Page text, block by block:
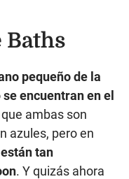
Baths
pequeño de la
se encuentran en el
ambas son
azules, pero en
tan
. Y quizás ahora